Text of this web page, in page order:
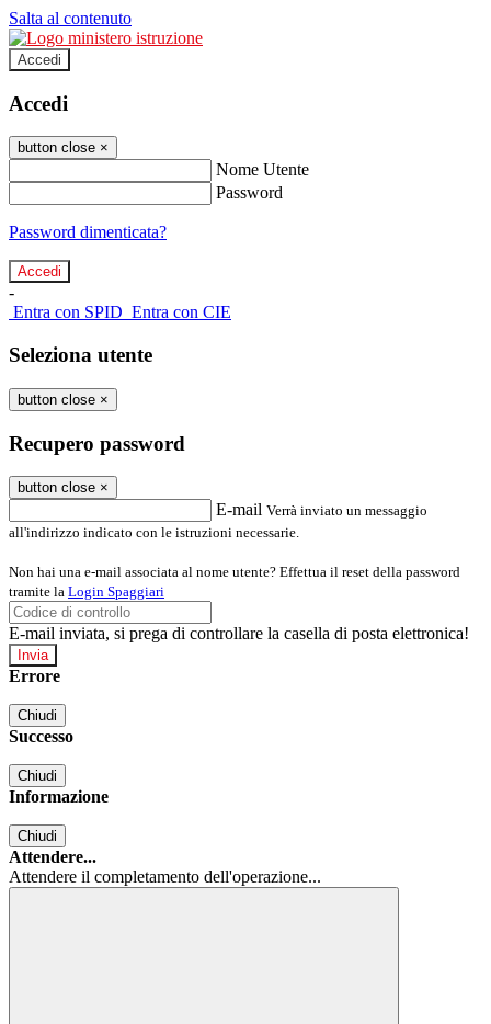
Salta al contenuto
Accedi
Accedi
button close ×
Nome Utente
Password
Password dimenticata?
-
Entra con SPID Entra con CIE
Seleziona utente
button close ×
Recupero password
button close ×
E-mail Verrà inviato un messaggio
all'indirizzo indicato con le istruzioni necessarie.
Non hai una e-mail associata al nome utente? Effettua il reset della password
tramite la Login Spaggiari
E-mail inviata, si prega di controllare la casella di posta elettronica!
Errore
Chiudi
Successo
Chiudi
Informazione
Chiudi
Attendere...
Attendere il completamento dell'operazione...